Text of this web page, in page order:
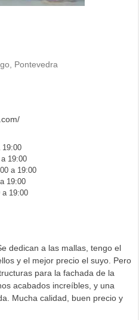
Pontevedra
19:00
19:00
a 19:00
19:00
19:00
dedican a las mallas, tengo el
y el mejor precio el suyo. Pero
para la fachada de la
acabados increíbles, y una
Mucha calidad, buen precio y